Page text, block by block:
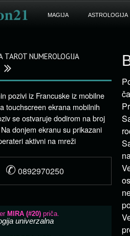
MAGIJA ASTROLOGIJA
TAROT NUMEROLOGIJA
pozivi iz Francuske iz mobilne
touchscreen ekrana mobilnih
se ostvaruje dodirom na broj
donjem ekranu su prikazani
aktivni na mreži
✆ 0892970250